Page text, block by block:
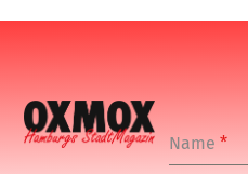
Name*